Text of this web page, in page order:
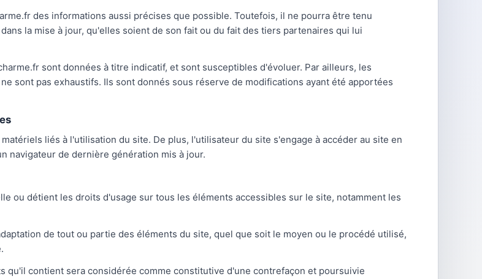
des informations aussi précises que possible. Toutefois, il ne pourra être tenu
la mise à jour, qu'elles soient de son fait ou du fait des tiers partenaires qui lui
sont données à titre indicatif, et sont susceptibles d'évoluer. Par ailleurs, les
sont pas exhaustifs. Ils sont donnés sous réserve de modifications ayant été apportées
liés à l'utilisation du site. De plus, l'utilisateur du site s'engage à accéder au site en
navigateur de dernière génération mis à jour.
ou détient les droits d'usage sur tous les éléments accessibles sur le site, notamment les
de tout ou partie des éléments du site, quel que soit le moyen ou le procédé utilisé,
qu'il contient sera considérée comme constitutive d'une contrefaçon et poursuivie